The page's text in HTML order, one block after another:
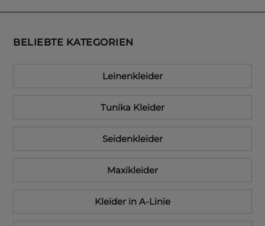
BELIEBTE KATEGORIEN
Leinenkleider
Tunika Kleider
Seidenkleider
Maxikleider
Kleider in A-Linie